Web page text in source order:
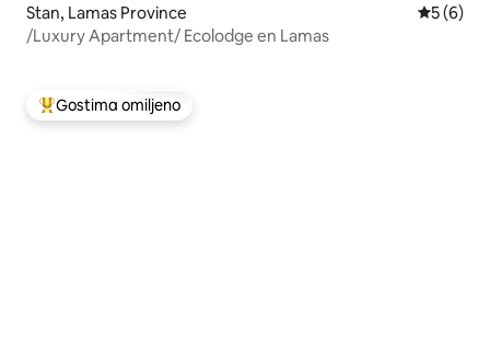
Stan, Lamas Province
5 (6)
/Luxury Apartment/ Ecolodge en Lamas
Najuspešniji među gostima omiljenim
Gostima omiljeno